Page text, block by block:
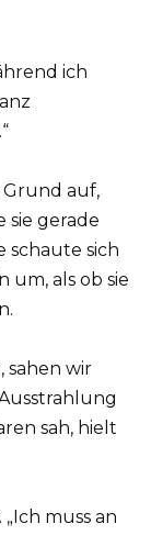
ich
Grund auf,
sie gerade
schaute sich
um, als ob sie
sahen wir
sah, hielt
„Ich muss an